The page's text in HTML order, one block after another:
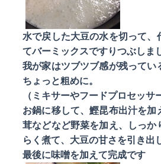
水で戻した大豆の水を切って、
てバーミックスですりつぶしま
我が家はツブツブ感が残ってい
ちょっと粗めに。
（ミキサーやフードプロセッサ
お鍋に移して、鰹昆布出汁を加
茸などなど野菜を加え、しっか
らく煮て、大豆の甘さを引き出
最後に味噌を加えて完成です